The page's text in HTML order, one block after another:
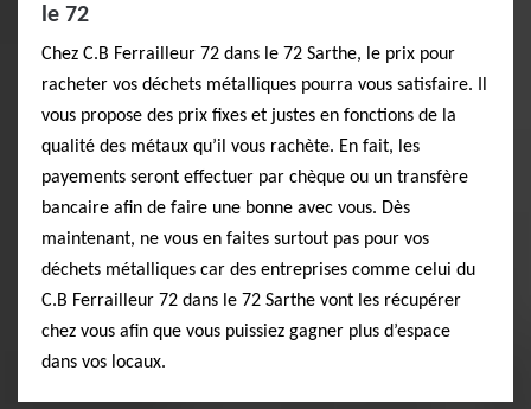
le 72
Chez C.B Ferrailleur 72 dans le 72 Sarthe, le prix pour
racheter vos déchets métalliques pourra vous satisfaire. Il
vous propose des prix fixes et justes en fonctions de la
qualité des métaux qu’il vous rachète. En fait, les
payements seront effectuer par chèque ou un transfère
bancaire afin de faire une bonne avec vous. Dès
maintenant, ne vous en faites surtout pas pour vos
déchets métalliques car des entreprises comme celui du
C.B Ferrailleur 72 dans le 72 Sarthe vont les récupérer
chez vous afin que vous puissiez gagner plus d’espace
dans vos locaux.